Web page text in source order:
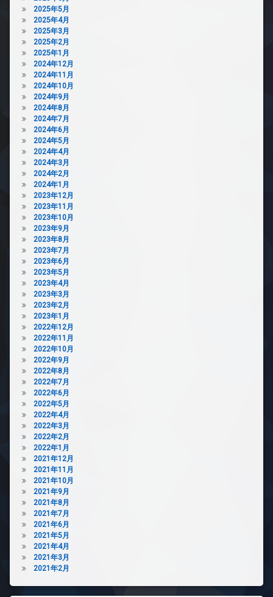
2025年5月
2025年4月
2025年3月
2025年2月
2025年1月
2024年12月
2024年11月
2024年10月
2024年9月
2024年8月
2024年7月
2024年6月
2024年5月
2024年4月
2024年3月
2024年2月
2024年1月
2023年12月
2023年11月
2023年10月
2023年9月
2023年8月
2023年7月
2023年6月
2023年5月
2023年4月
2023年3月
2023年2月
2023年1月
2022年12月
2022年11月
2022年10月
2022年9月
2022年8月
2022年7月
2022年6月
2022年5月
2022年4月
2022年3月
2022年2月
2022年1月
2021年12月
2021年11月
2021年10月
2021年9月
2021年8月
2021年7月
2021年6月
2021年5月
2021年4月
2021年3月
2021年2月